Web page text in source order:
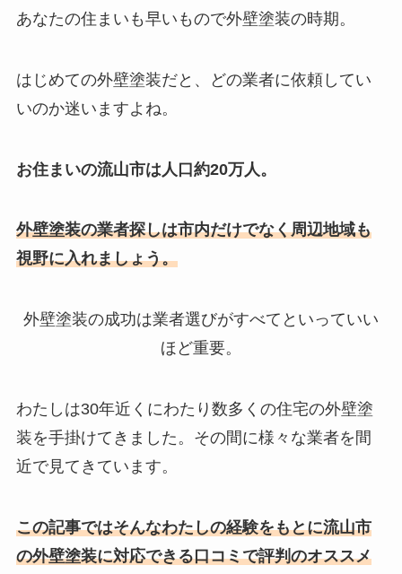
あなたの住まいも早いもので外壁塗装の時期。
はじめての外壁塗装だと、どの業者に依頼してい
いのか迷いますよね。
お住まいの流山市は人口約20万人。
外壁塗装の業者探しは市内だけでなく周辺地域も
視野に入れましょう。
外壁塗装の成功は業者選びがすべてといっていい
ほど重要。
わたしは30年近くにわたり数多くの住宅の外壁塗
装を手掛けてきました。その間に様々な業者を間
近で見てきています。
この記事ではそんなわたしの経験をもとに流山市
の外壁塗装に対応できる口コミで評判のオススメ